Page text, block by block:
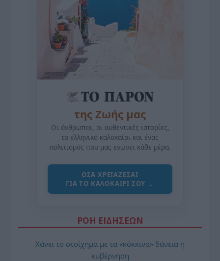
της Ζωής μας
Οι άνθρωποι, οι αυθεντικές ιστορίες,
το ελληνικό καλοκαίρι και ένας
πολιτισμός που μας ενώνει κάθε μέρα.
ΌΣΑ ΧΡΕΙΆΖΕΣΑΙ
ΓΙΑ ΤΟ ΚΑΛΟΚΑΊΡΙ ΣΟΥ →
ΡΟΗ ΕΙΔΗΣΕΩΝ
Χάνει το στοίχημα με τα «κόκκινα» δάνεια η
κυβέρνηση